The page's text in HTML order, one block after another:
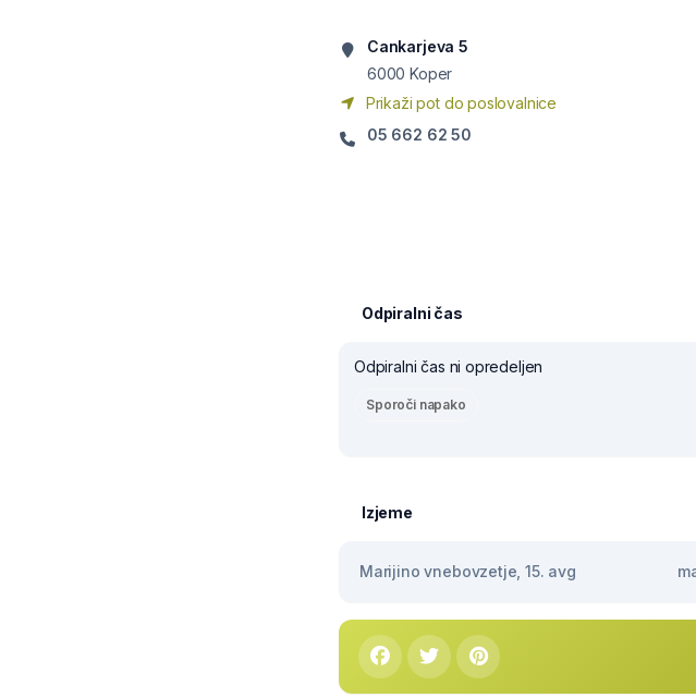
Cankarjeva 5
6000 Koper
Prikaži pot do poslovalnice
05 662 62 50
Odpiralni čas
Odpiralni čas ni opredeljen
Sporoči napako
Izjeme
Marijino vnebovzetje, 15. avg